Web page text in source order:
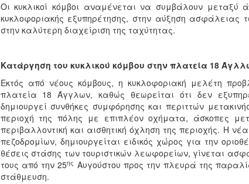
Οι κυκλικοί κόμβοι αναμένεται να συμβάλουν
κυκλοφοριακής εξυπηρέτησης, στην αύξηση
στην καλύτερη διαχείριση της ταχύτητας.
Κατάργηση του κυκλικού κόμβου στην πλατεία 18
Εκτός από νέους κόμβους, η κυκλοφοριακή μελέτη
πλατεία 18 Άγγλων, καθώς θεωρείται ότι δεν
δημιουργεί συνθήκες συμφόρησης και περιττών
περιοχή της πόλης με επιπλέον οχήματα, άσκοπες
περιβαλλοντική και αισθητική όχληση της περιοχής. Η
πεζοδρομίων, δημιουργείται ειδικός χώρος για την
θέσεις στάσης των τουριστικών λεωφορείων, γίνεται
τους από την 25ης Αυγούστου προς την πλευρά της
στάθμευση.